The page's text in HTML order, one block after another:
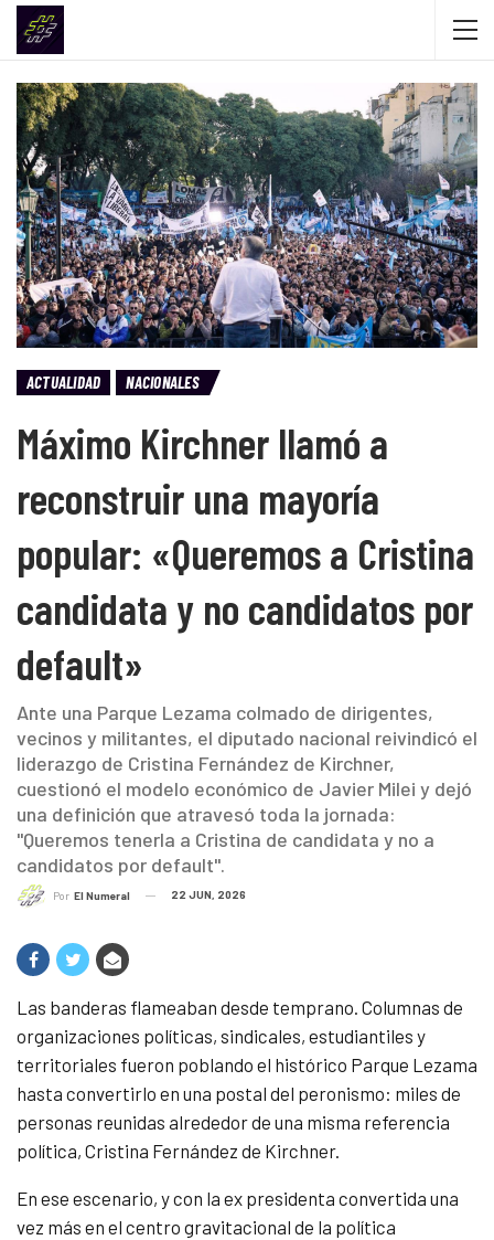
ACTUALIDAD NACIONALES
Máximo Kirchner llamó a
reconstruir una mayoría
popular: «Queremos a Cristina
candidata y no candidatos por
default»
Ante una Parque Lezama colmado de dirigentes,
vecinos y militantes, el diputado nacional reivindicó el
liderazgo de Cristina Fernández de Kirchner,
cuestionó el modelo económico de Javier Milei y dejó
una definición que atravesó toda la jornada:
"Queremos tenerla a Cristina de candidata y no a
candidatos por default".
Por El Numeral 22 JUN, 2026
Las banderas flameaban desde temprano. Columnas de
organizaciones políticas, sindicales, estudiantiles y
territoriales fueron poblando el histórico Parque Lezama
hasta convertirlo en una postal del peronismo: miles de
personas reunidas alrededor de una misma referencia
política, Cristina Fernández de Kirchner.
En ese escenario, y con la ex presidenta convertida una
vez más en el centro gravitacional de la política